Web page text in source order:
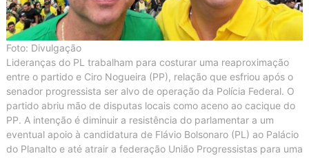
Foto: Divulgação
Lideranças do PL trabalham para costurar uma reaproximação
entre o partido e Ciro Nogueira (PP), relação que esfriou após o
senador progressista ser alvo de operação da Polícia Federal. O
partido abriu mão de disputas locais como aceno ao cacique do
PP. A intenção é diminuir a resistência do parlamentar a um
eventual apoio à candidatura de Flávio Bolsonaro (PL) ao Palácio
do Planalto e até atrair a federação União Progressistas para uma